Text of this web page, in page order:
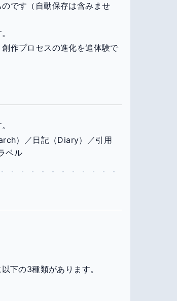
です（自動保存は含みませ
作プロセスの進化を追体験で
）／日記（Diary）／引用
ベル
下の3種類があります。